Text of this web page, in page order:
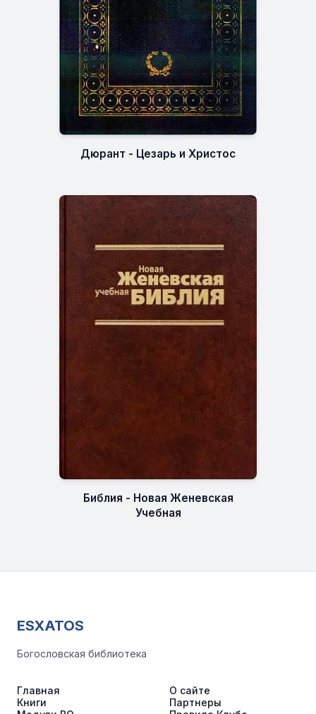
Дюрант - Цезарь и Христос
Библия - Новая Женевская
Учебная
ESXATOS
Богословская библиотека
Главная
Книги
О сайте
Партнеры